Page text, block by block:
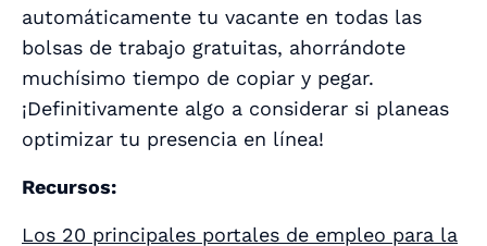
automáticamente tu vacante en todas las
bolsas de trabajo gratuitas, ahorrándote
muchísimo tiempo de copiar y pegar.
¡Definitivamente algo a considerar si planeas
optimizar tu presencia en línea!
Recursos:
Los 20 principales portales de empleo para la